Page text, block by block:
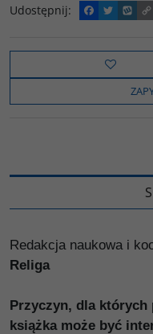
Udostępnij:
F
a
e
o
k
T
w
t
t
e
W
y
o
C
o
y
i
n
k
Redakcja naukowa i
Religa
Przyczyn, dla których
książka może być